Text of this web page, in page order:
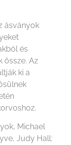
ásványok
és
Az
ki a
Michael
Judy Hall: